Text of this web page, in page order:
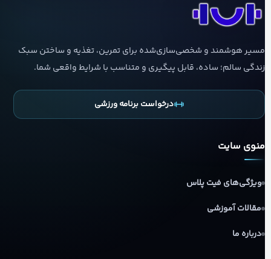
مسیر هوشمند و شخصی‌سازی‌شده برای تمرین، تغذیه و ساختن سبک
زندگی سالم؛ ساده، قابل پیگیری و متناسب با شرایط واقعی شما.
درخواست برنامه ورزشی
منوی سایت
ویژگی‌های فیت پلاس
مقالات آموزشی
درباره ما